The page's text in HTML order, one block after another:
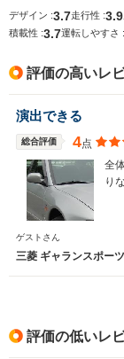
デザイン :3.7走行性 :3.9
積載性 :3.7運転しやすさ :
評価の高いレ
演出できる
総合評価 4点
全
り
ゲストさん
三菱 ギャランスポーツ
評価の低いレ